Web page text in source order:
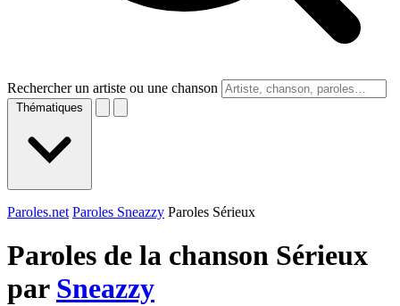
Rechercher un artiste ou une chanson
Thématiques
Paroles.net Paroles Sneazzy Paroles Sérieux
Paroles de la chanson Sérieux
par Sneazzy